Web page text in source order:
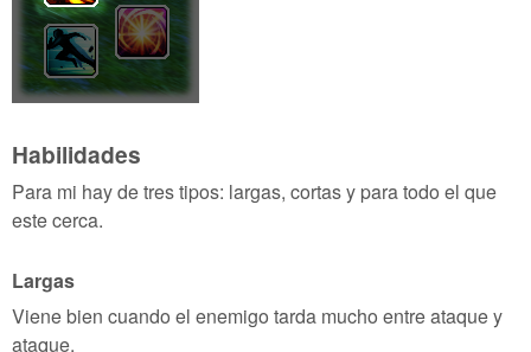
Habilidades
Para mi hay de tres tipos: largas, cortas y para todo el que
este cerca.
Largas
Viene bien cuando el enemigo tarda mucho entre ataque y
ataque.